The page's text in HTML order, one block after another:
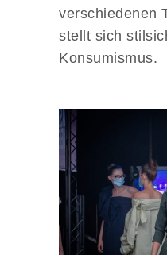
verschiedenen
stellt sich
Konsumismus.